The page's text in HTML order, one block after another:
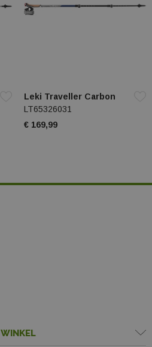
Leki Traveller Carbon
LT65326031
€ 169,99
WINKEL